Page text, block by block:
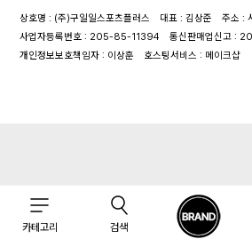
카테고리 검색
상호명 : (주)구일일스포츠플러스 대표 : 김상준
주소 :
사업자등록번호 : 205-85-11394
통신판매업신고 :
개인정보보호책임자 : 이상훈
호스팅서비스 : 메이크샵